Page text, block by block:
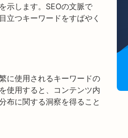
示します。SEOの文脈で
立つキーワードをすばやく
に使用されるキーワードの
使用すると、コンテンツ内
布に関する洞察を得ること